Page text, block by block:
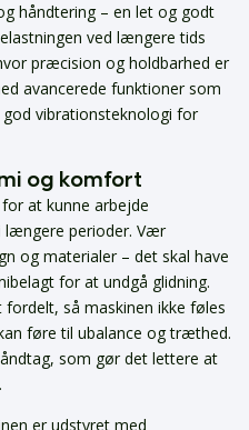
håndtering – en let og godt
ved længere tids
præcision og holdbarhed er
avancerede funktioner som
vibrationsteknologi for
og komfort
at kunne arbejde
perioder. Vær
og materialer – det skal have
for at undgå glidning.
så maskinen ikke føles
føre til ubalance og træthed.
som gør det lettere at
er udstyret med